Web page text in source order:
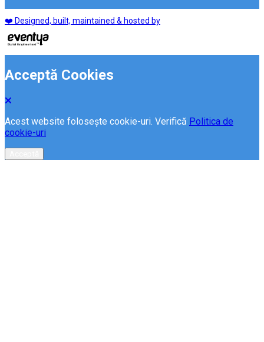
❤️ Designed, built, maintained & hosted by
Acceptă Cookies
Acest website folosește cookie-uri. Verifică Politica de
cookie-uri